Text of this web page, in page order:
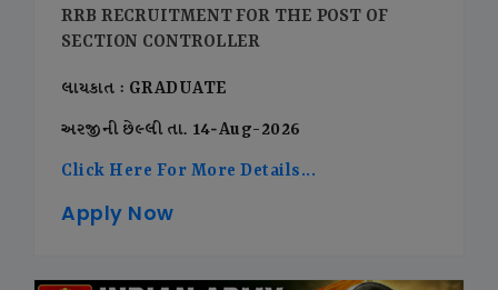
RRB RECRUITMENT FOR THE POST OF
SECTION CONTROLLER
લાયકાત : GRADUATE
અરજીની છેલ્લી તા. 14-Aug-2026
Click Here For More Details...
Apply Now